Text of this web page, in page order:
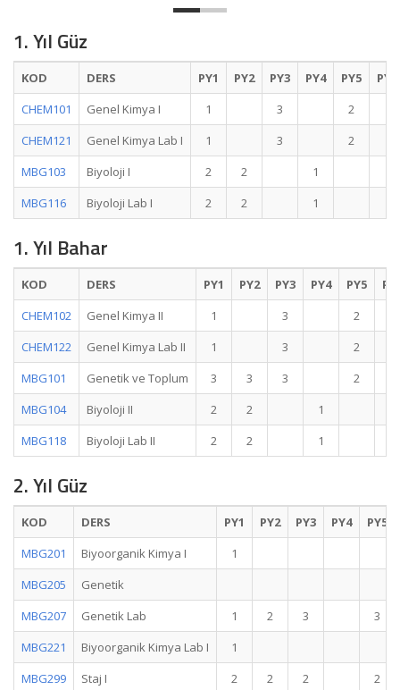
1. Yıl Güz
KOD DERS PY1 PY2 PY3 PY4 PY5
PY6
CHEM101
Genel Kimya I 1 3
2
CHEM121
Genel Kimya Lab I 1 3
2
MBG103
Biyoloji I 2 2
1
MBG116
Biyoloji Lab I 2 2 1
1. Yıl Bahar
KOD DERS PY1 PY2 PY3 PY4 PY5
CHEM102
Genel Kimya II 1 3
2
CHEM122
Genel Kimya Lab II 1 3
2
MBG101
Genetik ve Toplum 3 3 3
2
MBG104
Biyoloji II 2 2
1
MBG118
Biyoloji Lab II 2 2 1
2. Yıl Güz
KOD DERS PY1 PY2 PY3 PY4
PY5
MBG201
Biyoorganik Kimya I
1
MBG205
Genetik
MBG207
Genetik Lab 1 2 3
3
MBG221
Biyoorganik Kimya Lab I
1
MBG299
Staj I 2 2 2 2